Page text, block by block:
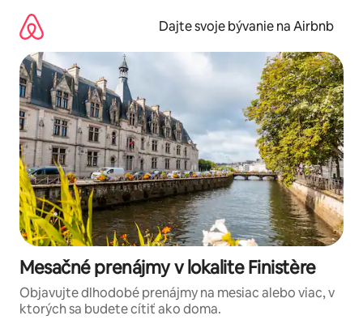
obsah.
Dajte svoje bývanie na Airbnb
Mesačné prenájmy v lokalite Finistère
Objavujte dlhodobé prenájmy na mesiac alebo viac, v
ktorých sa budete cítiť ako doma.